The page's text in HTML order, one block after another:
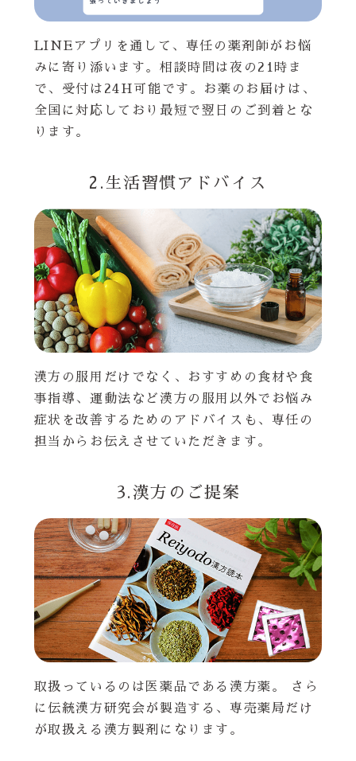
LINEアプリを通して、専任の薬剤師がお悩
みに寄り添います。相談時間は夜の21時ま
で、受付は24H可能です。お薬のお届けは、
全国に対応しており最短で翌日のご到着とな
ります。
2.生活習慣アドバイス
漢方の服用だけでなく、おすすめの食材や食
事指導、運動法など漢方の服用以外でお悩み
症状を改善するためのアドバイスも、専任の
担当からお伝えさせていただきます。
3.漢方のご提案
取扱っているのは医薬品である漢方薬。 さら
に伝統漢方研究会が製造する、専売薬局だけ
が取扱える漢方製剤になります。